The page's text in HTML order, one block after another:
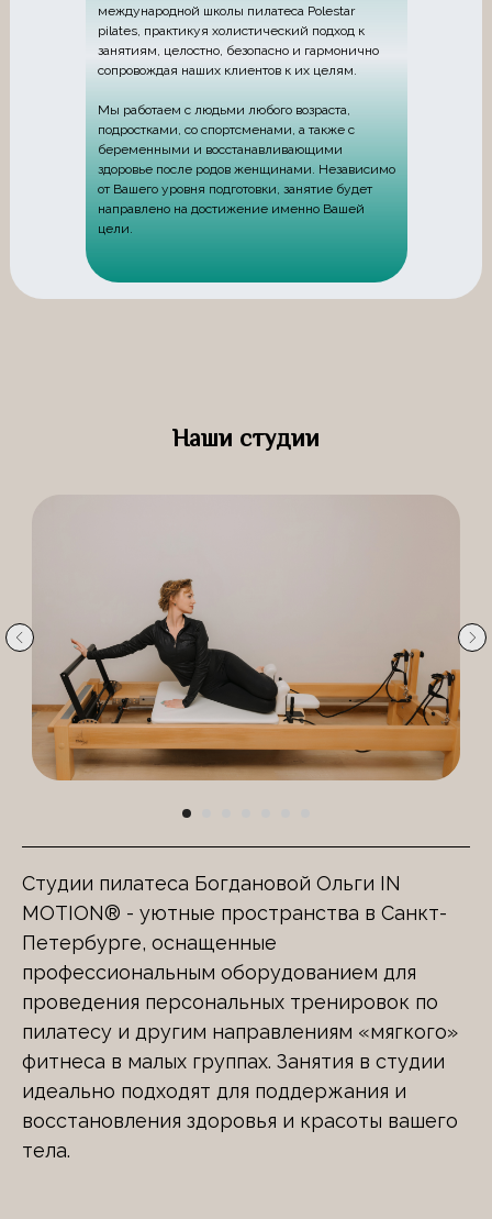
международной школы пилатеса Polestar
pilates, практикуя холистический подход к
занятиям, целостно, безопасно и гармонично
сопровождая наших клиентов к их целям.
Мы работаем с людьми любого возраста,
подростками, со спортсменами, а также с
беременными и восстанавливающими
здоровье после родов женщинами. Независимо
от Вашего уровня подготовки, занятие будет
направлено на достижение именно Вашей
цели.
Наши студии
Студии пилатеса Богдановой Ольги IN
MOTION® - уютные пространства в Санкт-
Петербурге, оснащенные
профессиональным оборудованием для
проведения персональных тренировок по
пилатесу и другим направлениям «мягкого»
фитнеса в малых группах. Занятия в студии
идеально подходят для поддержания и
восстановления здоровья и красоты вашего
тела.